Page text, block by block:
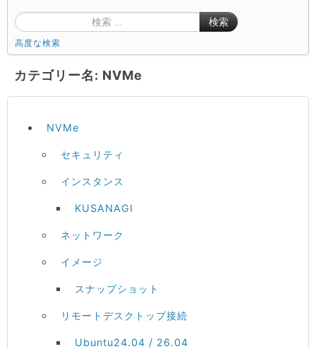
検索
高度な検索
カテゴリー名: NVMe
NVMe
セキュリティ
インスタンス
KUSANAGI
ネットワーク
イメージ
スナップショット
リモートデスクトップ接続
Ubuntu24.04 / 26.04